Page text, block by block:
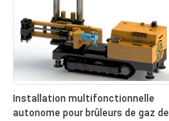
Installation multifonctionnelle
autonome pour brûleurs de gaz de